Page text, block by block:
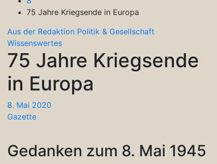
75 Jahre Kriegsende in Europa
Aus der Redaktion Politik & Gesellschaft
Wissenswertes
75 Jahre Kriegsende
in Europa
8. Mai 2020
Gazette
Gedanken zum 8. Mai 1945